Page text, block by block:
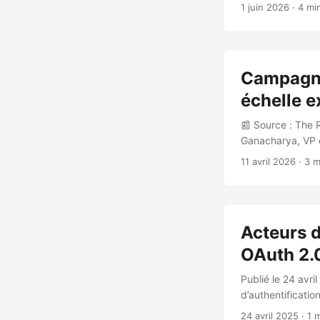
chargement
l’URL de
l’endpoint
de la victime Le
pour mobile,
clic droit,
1 juin 2026 · 4
échelle
📰 Source : The
Ganacharya,
le 7 avril 2026.
11 avril 2026 · 3
Acteurs
OAuth
Publié le 24
victimes sont
24 avril 2025 · 1